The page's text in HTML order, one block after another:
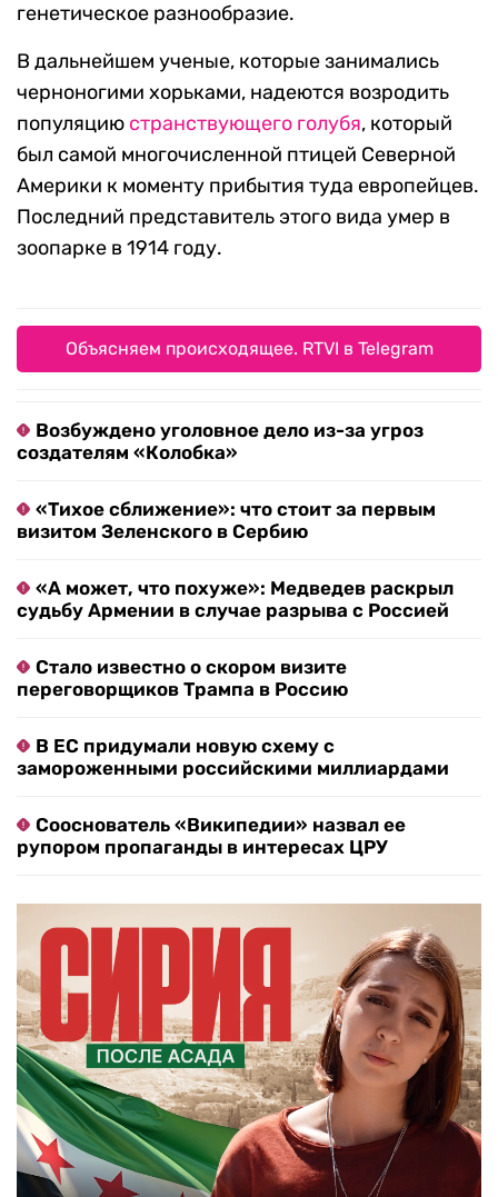
генетическое разнообразие.
В дальнейшем ученые, которые занимались
черноногими хорьками, надеются возродить
популяцию странствующего голубя, который
был самой многочисленной птицей Северной
Америки к моменту прибытия туда европейцев.
Последний представитель этого вида умер в
зоопарке в 1914 году.
Объясняем происходящее. RTVI в Telegram
Возбуждено уголовное дело из-за угроз
создателям «Колобка»
«Тихое сближение»: что стоит за первым
визитом Зеленского в Сербию
«А может, что похуже»: Медведев раскрыл
судьбу Армении в случае разрыва с Россией
Стало известно о скором визите
переговорщиков Трампа в Россию
В ЕС придумали новую схему с
замороженными российскими миллиардами
Сооснователь «Википедии» назвал ее
рупором пропаганды в интересах ЦРУ